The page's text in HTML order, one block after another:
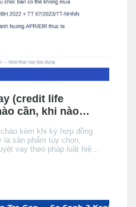
(credit life
cần, khi nào
kèm khi ký hợp đồng
sản phẩm tùy chọn,
vay theo pháp luật hiện